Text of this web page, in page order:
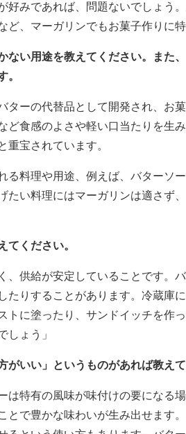
好みであれば、問題ないでしょう
ど、マーガリンでもお菓子作りに
ない用途を教えてください。また
。
ターの代替品として開発され、お
ど食感のよさや軽い口当たりを生
重宝されています。
る料理や用途、例えば、バターソ
たい料理にはマーガリンは適さず
てください。
、供給が安定していることです。
たりすることがあります。冷蔵庫
トに塗ったり、サンドイッチを作
しょう」
がいい」というものがあれば教えて
は特有の風味が味付けの要になる
とで豊かな味わいが生み出せます